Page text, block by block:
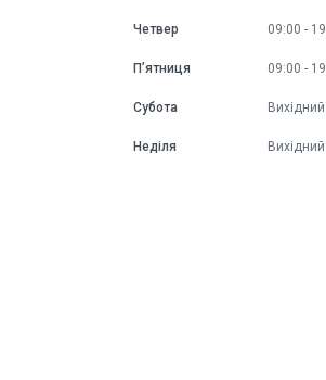
Четвер 09:00
Пʼятниця 09:00
Субота Вихідний
Неділя Вихідний